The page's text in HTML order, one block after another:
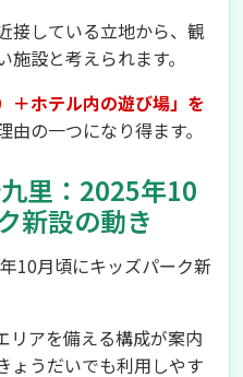
接している立地から、観
設と考えられます。
＋ホテル内の遊び場」を
由の一つになり得ます。
里：2025年10
新設の動き
10月頃にキッズパーク新
リアを備える構成が案内
ょうだいでも利用しやす